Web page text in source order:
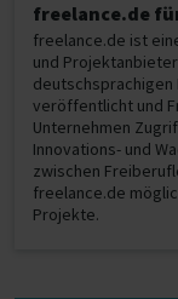
freelance.de
freelance.de ist
und
veröffentlicht und
Unternehmen
Innovations- und
zwischen
freelance.de
Projekte.